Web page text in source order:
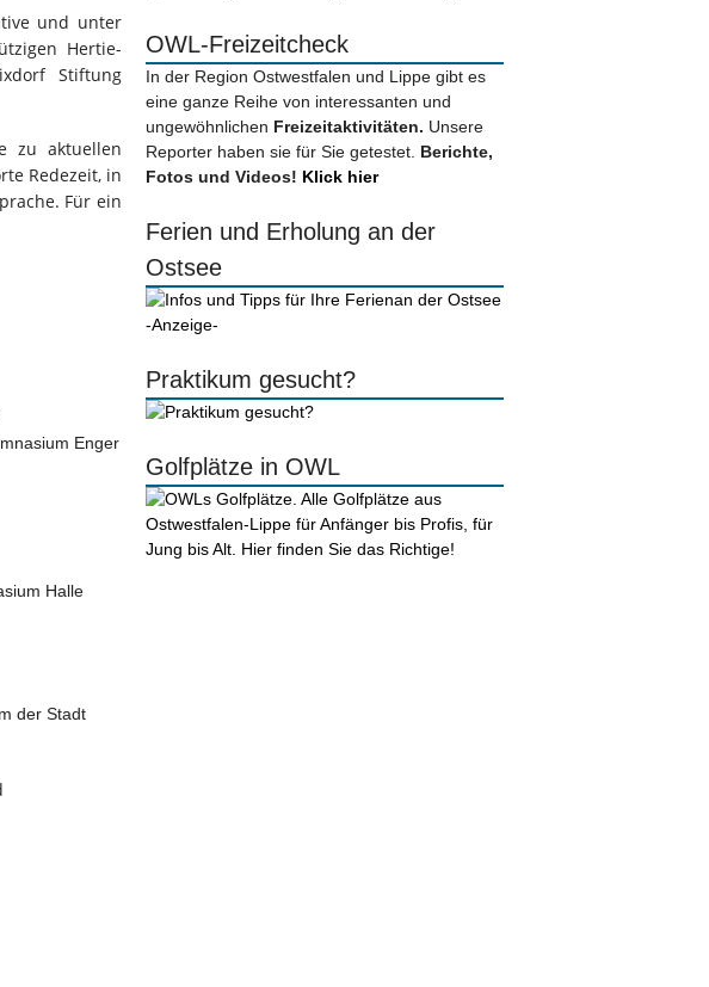
und unter
Hertie-
Stiftung
zu aktuellen
Redezeit, in
Für ein
Enger
Halle
der Stadt
OWL-Freizeitcheck
In der Region Ostwestfalen und Lippe gibt es
eine ganze Reihe von interessanten und
ungewöhnlichen Freizeitaktivitäten. Unsere
Reporter haben sie für Sie getestet. Berichte,
Fotos und Videos! Klick hier
Ferien und Erholung an der
Ostsee
-Anzeige-
Praktikum gesucht?
Golfplätze in OWL